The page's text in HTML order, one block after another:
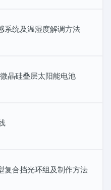
系统及温湿度解调方法
晶硅叠层太阳能电池
复合挡光环组及制作方法